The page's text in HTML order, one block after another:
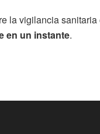
la vigilancia
en un instante.